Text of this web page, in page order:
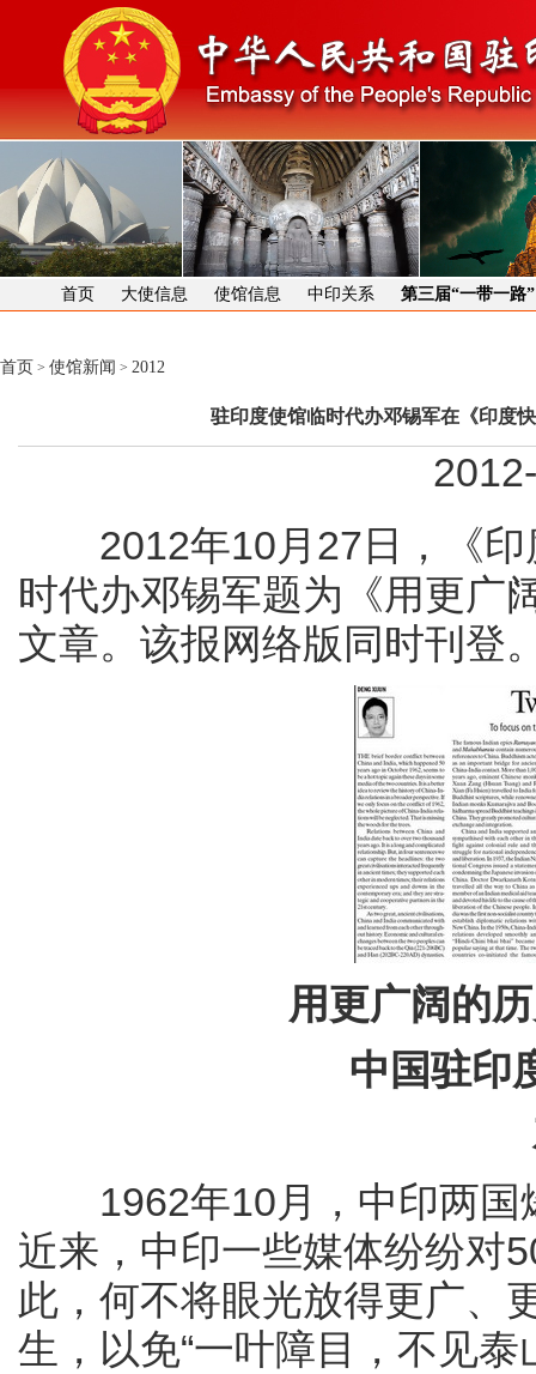
首页 大使信息 使馆信息 中印关系 第三届“一带一路
首页 > 使馆新闻 > 2012
驻印度使馆临时代办邓锡军在《印度
2012年10月27日，《印
时代办邓锡军题为《用更广
文章。该报网络版同时刊登
用更广阔的
中国驻印
1962年10月，中印两国
近来，中印一些媒体纷纷对
此，何不将眼光放得更广、
生，以免“一叶障目，不见